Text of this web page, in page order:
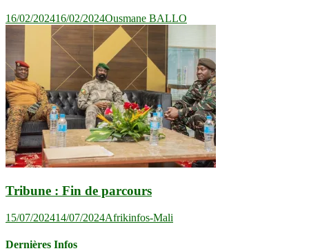
16/02/202416/02/2024Ousmane BALLO
Tribune : Fin de parcours
15/07/202414/07/2024Afrikinfos-Mali
Dernières Infos